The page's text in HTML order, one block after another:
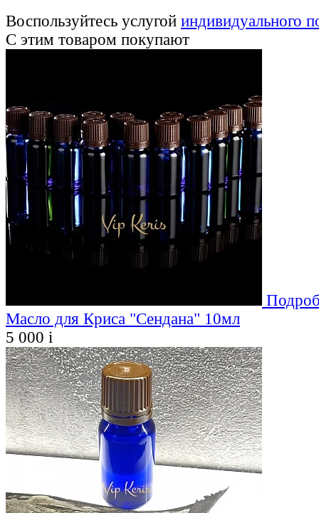
Воспользуйтесь услугой индивидуального
С этим товаром покупают
Масло для Криса "Сендана" 10мл
5 000 i